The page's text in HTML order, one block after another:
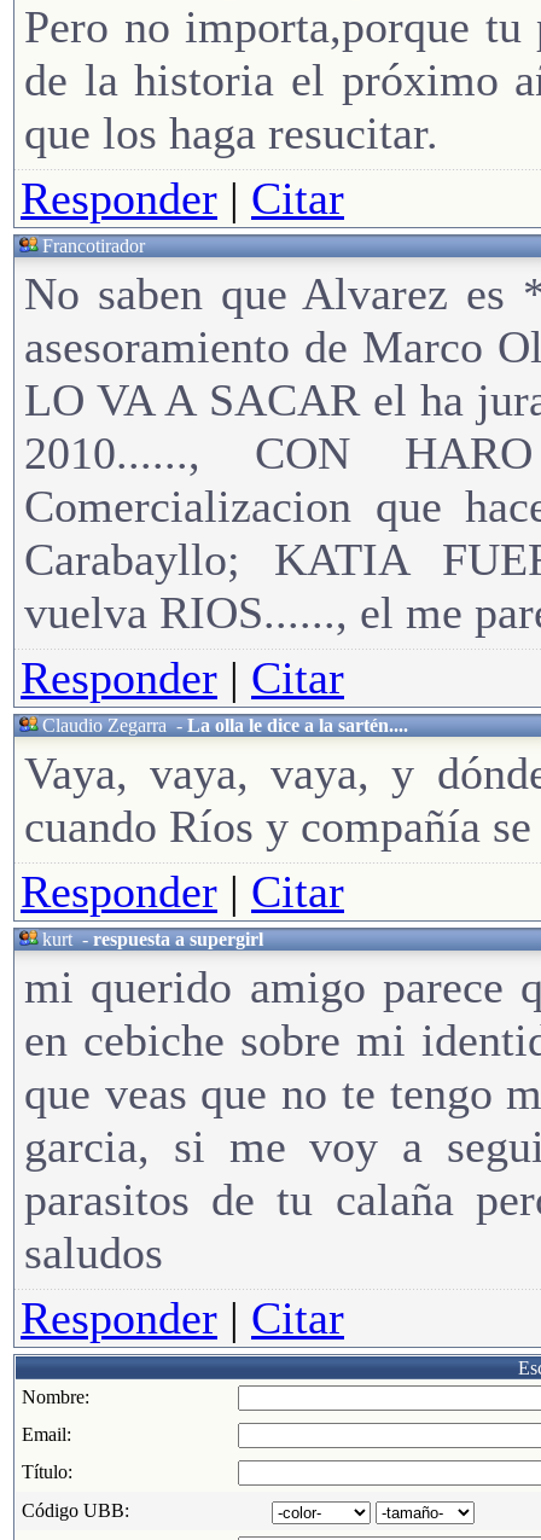
Pero no importa,porque
de la historia el próximo
que los haga resucitar.
Responder | Citar
Francotirador
No saben que Alvarez
asesoramiento de Marco
LO VA A SACAR el ha
2010......, CON
Comercializacion que
Carabayllo; KATIA
vuelva RIOS......, el me
Responder | Citar
Claudio Zegarra-La olla le dice a la sartén....
Vaya, vaya, vaya, y
cuando Ríos y compañía
Responder | Citar
kurt-respuesta a supergirl
mi querido amigo parece
en cebiche sobre mi
que veas que no te tengo
garcia, si me voy a
parasitos de tu calaña
saludos
Responder | Citar
Nombre:
Email:
Título:
Código UBB: